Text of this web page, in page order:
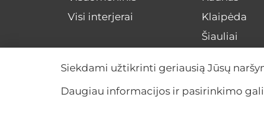
Visi interjerai
Klaipėda
Šiauliai
Visa Lietuva
Siekdami užtikrinti geriausią Jūsų
Daugiau informacijos ir pasirinkimo